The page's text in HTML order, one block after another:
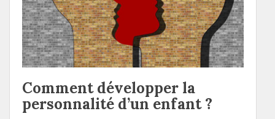
Comment développer la
personnalité d’un enfant ?